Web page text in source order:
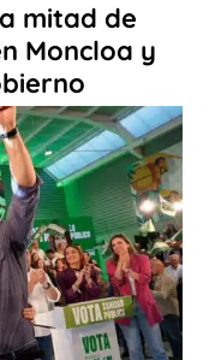
mitad de
Moncloa y